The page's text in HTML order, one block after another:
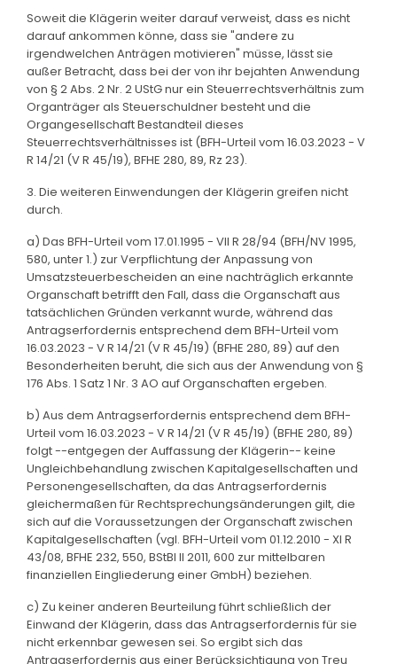
Soweit die Klägerin weiter darauf verweist, dass es nicht
darauf ankommen könne, dass sie "andere zu
irgendwelchen Anträgen motivieren" müsse, lässt sie
außer Betracht, dass bei der von ihr bejahten Anwendung
von § 2 Abs. 2 Nr. 2 UStG nur ein Steuerrechtsverhältnis zum
Organträger als Steuerschuldner besteht und die
Organgesellschaft Bestandteil dieses
Steuerrechtsverhältnisses ist (BFH-Urteil vom 16.03.2023 - V
R 14/21 (V R 45/19), BFHE 280, 89, Rz 23).
3. Die weiteren Einwendungen der Klägerin greifen nicht
durch.
a) Das BFH-Urteil vom 17.01.1995 - VII R 28/94 (BFH/NV 1995,
580, unter 1.) zur Verpflichtung der Anpassung von
Umsatzsteuerbescheiden an eine nachträglich erkannte
Organschaft betrifft den Fall, dass die Organschaft aus
tatsächlichen Gründen verkannt wurde, während das
Antragserfordernis entsprechend dem BFH-Urteil vom
16.03.2023 - V R 14/21 (V R 45/19) (BFHE 280, 89) auf den
Besonderheiten beruht, die sich aus der Anwendung von §
176 Abs. 1 Satz 1 Nr. 3 AO auf Organschaften ergeben.
b) Aus dem Antragserfordernis entsprechend dem BFH-
Urteil vom 16.03.2023 - V R 14/21 (V R 45/19) (BFHE 280, 89)
folgt --entgegen der Auffassung der Klägerin-- keine
Ungleichbehandlung zwischen Kapitalgesellschaften und
Personengesellschaften, da das Antragserfordernis
gleichermaßen für Rechtsprechungsänderungen gilt, die
sich auf die Voraussetzungen der Organschaft zwischen
Kapitalgesellschaften (vgl. BFH-Urteil vom 01.12.2010 - XI R
43/08, BFHE 232, 550, BStBl II 2011, 600 zur mittelbaren
finanziellen Eingliederung einer GmbH) beziehen.
c) Zu keiner anderen Beurteilung führt schließlich der
Einwand der Klägerin, dass das Antragserfordernis für sie
nicht erkennbar gewesen sei. So ergibt sich das
Antragserfordernis aus einer Berücksichtigung von Treu